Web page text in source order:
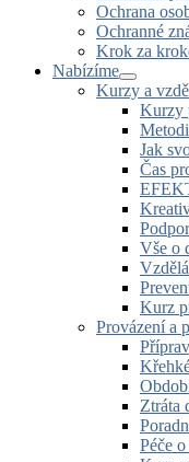
Ochrana
Ochranné
Krok za
Nabízíme
Kurzy a
Kurzy
Jak
Čas
Vše o
Kurz
Provázení a
Ztráta
Péče